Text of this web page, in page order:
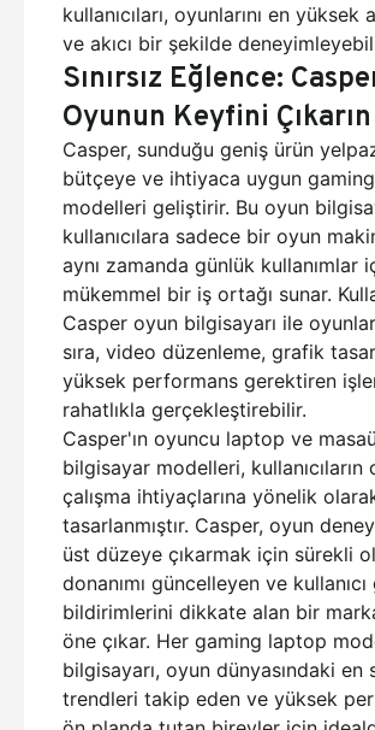
kullanıcıları, oyunlarını en yüksek
ve akıcı bir şekilde
Sınırsız Eğlence:
Oyunun Keyfini Çıkarın
Casper, sunduğu geniş ürün
bütçeye ve ihtiyaca uygun
modelleri geliştirir. Bu oyun
kullanıcılara sadece bir oyun
aynı zamanda günlük kullanımlar
mükemmel bir iş ortağı sunar.
Casper oyun bilgisayarı ile
sıra, video düzenleme, grafik
yüksek performans gerektiren
rahatlıkla gerçekleştirebilir.
Casper'ın oyuncu laptop ve
bilgisayar modelleri, kullanıcıların
çalışma ihtiyaçlarına yönelik
tasarlanmıştır. Casper, oyun
üst düzeye çıkarmak için sürekli
donanımı güncelleyen ve kullanıcı
bildirimlerini dikkate alan bir
öne çıkar. Her gaming laptop
bilgisayarı, oyun dünyasındaki en
trendleri takip eden ve yüksek